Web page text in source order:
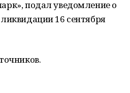
подал уведомление о
16 сентября